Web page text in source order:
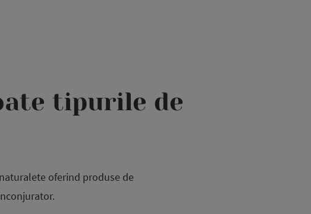
tipurile de
oferind produse de